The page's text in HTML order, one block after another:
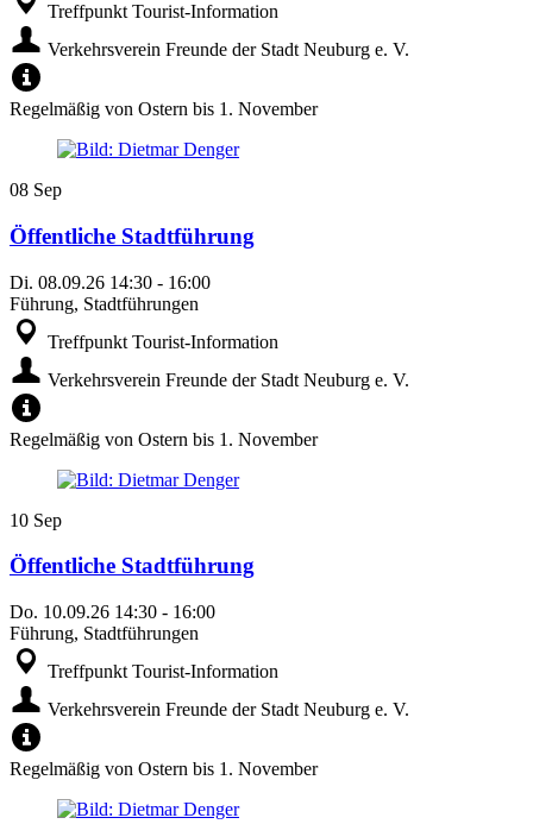
Treffpunkt Tourist-Information
Verkehrsverein Freunde der Stadt Neuburg e. V.
Regelmäßig von Ostern bis 1. November
08 Sep
Öffentliche Stadtführung
Di. 08.09.26 14:30 - 16:00
Führung, Stadtführungen
Treffpunkt Tourist-Information
Verkehrsverein Freunde der Stadt Neuburg e. V.
Regelmäßig von Ostern bis 1. November
10 Sep
Öffentliche Stadtführung
Do. 10.09.26 14:30 - 16:00
Führung, Stadtführungen
Treffpunkt Tourist-Information
Verkehrsverein Freunde der Stadt Neuburg e. V.
Regelmäßig von Ostern bis 1. November